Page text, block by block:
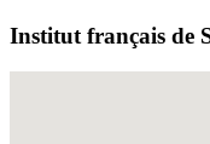
Institut français de